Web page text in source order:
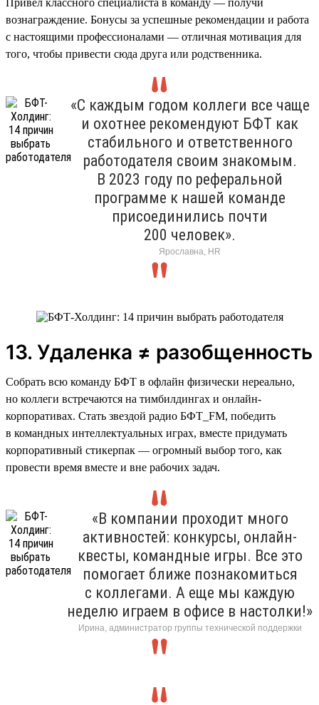
вознаграждение. Бонусы за успешные рекомендации и работа
с настоящими профессионалами — отличная мотивация для
того, чтобы привести сюда друга или родственника.
«С каждым годом коллеги все чаще
и охотнее рекомендуют БФТ как
стабильного и ответственного
работодателя своим знакомым.
В 2023 году по реферальной
программе к нашей команде
присоединились почти
200 человек».
Ярославна, HR
13. Удаленка ≠ разобщенность
Собрать всю команду БФТ в офлайн физически нереально,
но коллеги встречаются на тимбилдингах и онлайн-
корпоративах. Стать звездой радио БФТ_FM, победить
в командных интеллектуальных играх, вместе придумать
корпоративный стикерпак — огромный выбор того, как
провести время вместе и вне рабочих задач.
«В компании проходит много
активностей: конкурсы, онлайн-
квесты, командные игры. Все это
помогает ближе познакомиться
с коллегами. А еще мы каждую
неделю играем в офисе в настолки!»
Ирина, администратор группы технической поддержки